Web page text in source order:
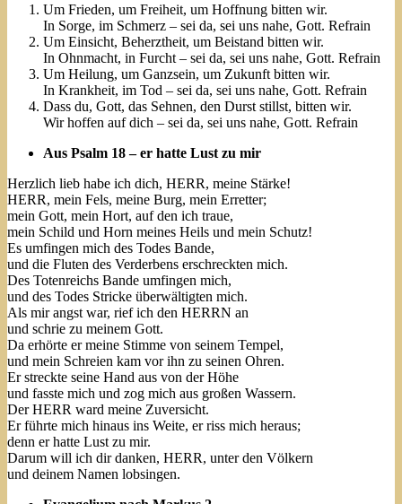
Um Frieden, um Freiheit, um Hoffnung bitten wir.
In Sorge, im Schmerz – sei da, sei uns nahe, Gott. Refrain
Um Einsicht, Beherztheit, um Beistand bitten wir.
In Ohnmacht, in Furcht – sei da, sei uns nahe, Gott. Refrain
Um Heilung, um Ganzsein, um Zukunft bitten wir.
In Krankheit, im Tod – sei da, sei uns nahe, Gott. Refrain
Dass du, Gott, das Sehnen, den Durst stillst, bitten wir.
Wir hoffen auf dich – sei da, sei uns nahe, Gott. Refrain
Aus Psalm 18 – er hatte Lust zu mir
Herzlich lieb habe ich dich, HERR, meine Stärke!
HERR, mein Fels, meine Burg, mein Erretter;
mein Gott, mein Hort, auf den ich traue,
mein Schild und Horn meines Heils und mein Schutz!
Es umfingen mich des Todes Bande,
und die Fluten des Verderbens erschreckten mich.
Des Totenreichs Bande umfingen mich,
und des Todes Stricke überwältigten mich.
Als mir angst war, rief ich den HERRN an
und schrie zu meinem Gott.
Da erhörte er meine Stimme von seinem Tempel,
und mein Schreien kam vor ihn zu seinen Ohren.
Er streckte seine Hand aus von der Höhe
und fasste mich und zog mich aus großen Wassern.
Der HERR ward meine Zuversicht.
Er führte mich hinaus ins Weite, er riss mich heraus;
denn er hatte Lust zu mir.
Darum will ich dir danken, HERR, unter den Völkern
und deinem Namen lobsingen.